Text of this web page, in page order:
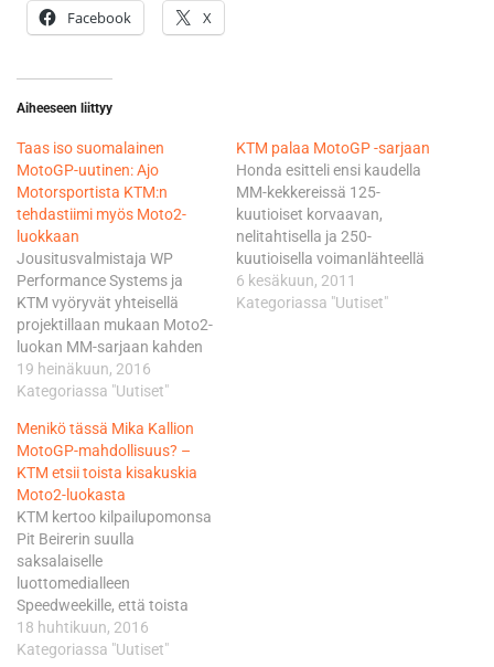
Facebook X
Aiheeseen liittyy
Taas iso suomalainen
MotoGP-uutinen: Ajo
Motorsportista KTM:n
tehdastiimi myös Moto2-
luokkaan
Jousitusvalmistaja WP
Performance Systems ja
KTM vyöryvät yhteisellä
projektillaan mukaan Moto2-
luokan MM-sarjaan kahden
kuljettajan voimin. Toinen
heistä on suurella
eteläafrikkalainen Brad
Binder, joka omaa
meneillään olevalla kaudella
tukevan otteen Moto3-
luokan
maailmanmestaruuteen Red
Bull KTM Ajo-tehdastiimin
riveissä. - Voin vahvistaa sen
nyt. Lähdemme ensi
kaudella Aki Ajon johtamalla
tiimillä ja…
19 heinäkuun, 2016
Kategoriassa "Uutiset"
KTM palaa MotoGP -sarjaan
Honda esitteli ensi kaudella
MM-kekkereissä 125-
kuutioiset korvaavan,
nelitahtisella ja 250-
kuutioisella voimanlähteellä
varustetun uuden Moto3-
luokan pyöränsä torstaina
6 kesäkuun, 2011
Kategoriassa "Uutiset"
Menikö tässä Mika Kallion
MotoGP-mahdollisuus? –
KTM etsii toista kisakuskia
Moto2-luokasta
KTM kertoo kilpailupomonsa
Pit Beirerin suulla
saksalaiselle
luottomedialleen
Speedweekille, että toista
kisakuljettajaa jo palkatun
britti Bradley Smithin rinnalle
18 huhtikuun, 2016
Kategoriassa "Uutiset"